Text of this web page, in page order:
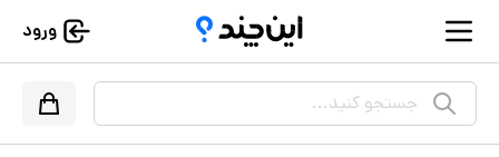
ورود
جستجو کنید...